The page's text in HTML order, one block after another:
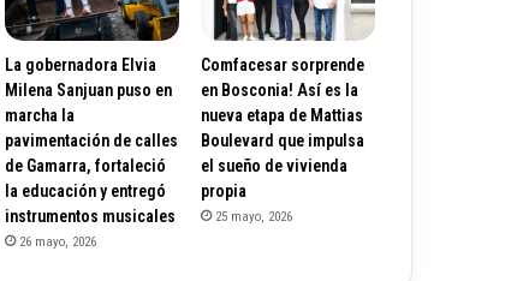
La gobernadora Elvia
Milena Sanjuan puso en
marcha la
pavimentación de calles
de Gamarra, fortaleció
la educación y entregó
instrumentos musicales
26 mayo, 2026
Comfacesar sorprende
en Bosconia! Así es la
nueva etapa de Mattias
Boulevard que impulsa
el sueño de vivienda
propia
25 mayo, 2026